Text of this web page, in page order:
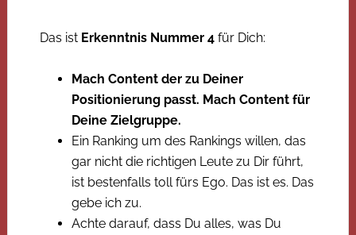
Das ist Erkenntnis Nummer 4für Dich:
Mach Content der zu Deiner
Positionierung passt. Mach Content für
Deine Zielgruppe.
Ein Ranking um des Rankings willen, das
gar nicht die richtigen Leute zu Dir führt,
ist bestenfalls toll fürs Ego. Das ist es. Das
gebe ich zu.
Achte darauf, dass Du alles, was Du